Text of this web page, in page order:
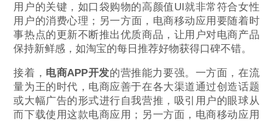
用户的关键，如口袋购物的高颜值UI就非常符合女性
用户的消费心理；另一方面，电商移动应用要随着时
事热点的更新不断推出优质商品，让用户对电商产品
保持新鲜感，如淘宝的每日推荐好物获得口碑不错。
接着， 电商APP开发的营推能力要强。一方面，在流
量为王的时代，电商应善于在各大渠道通过创造话题
或大幅广告的形式进行自我营推，吸引用户的眼球从
而下载使用这款电商应用；另一方面，电商移动应用